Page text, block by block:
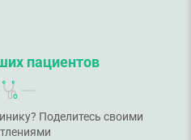
пациентов
Поделитесь своими